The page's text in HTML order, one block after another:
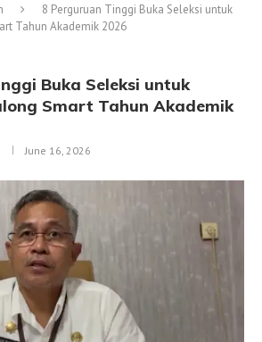
8 Perguruan Tinggi Buka Seleksi untuk
Tahun Akademik 2026
Buka Seleksi untuk
Smart Tahun Akademik
June 16, 2026